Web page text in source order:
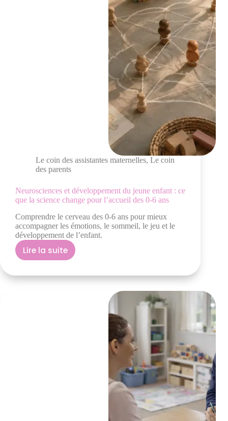
Le coin des assistantes maternelles, Le coin
des parents
Neurosciences et développement du jeune enfant : ce
que la science change pour l’accueil des 0-6 ans
Comprendre le cerveau des 0-6 ans pour mieux
accompagner les émotions, le sommeil, le jeu et le
développement de l’enfant.
Lire la suite